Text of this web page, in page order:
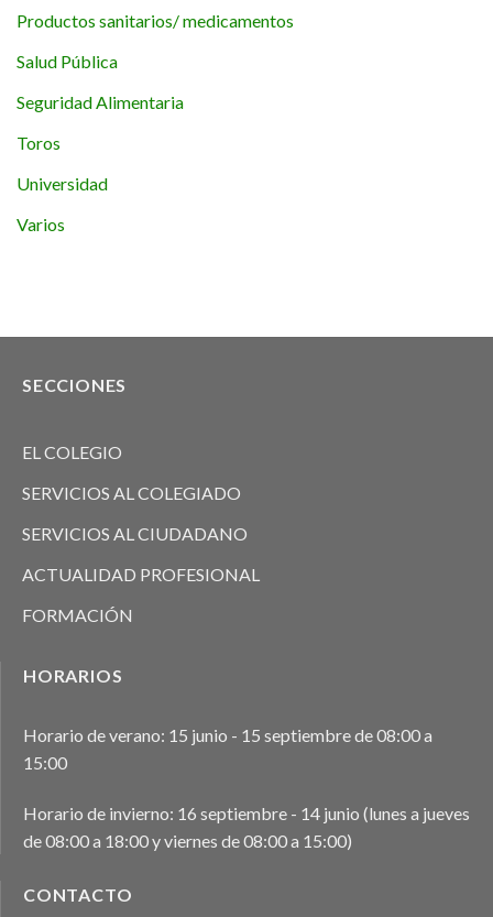
Productos sanitarios/ medicamentos
Salud Pública
Seguridad Alimentaria
Toros
Universidad
Varios
SECCIONES
EL COLEGIO
SERVICIOS AL COLEGIADO
SERVICIOS AL CIUDADANO
ACTUALIDAD PROFESIONAL
FORMACIÓN
HORARIOS
Horario de verano: 15 junio - 15 septiembre de 08:00 a
15:00
Horario de invierno: 16 septiembre - 14 junio (lunes a jueves
de 08:00 a 18:00 y viernes de 08:00 a 15:00)
CONTACTO